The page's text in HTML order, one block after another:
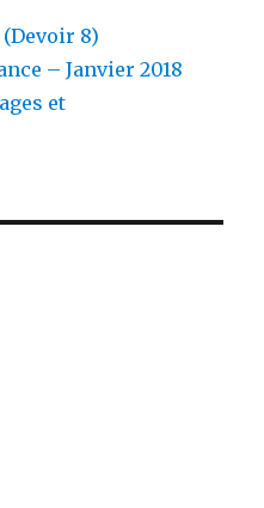
8)
– Janvier 2018
et